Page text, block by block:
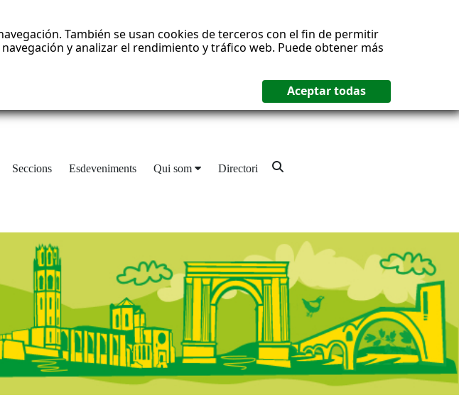
También se usan cookies de terceros con el fin de permitir
y analizar el rendimiento y tráfico web. Puede obtener más
Seccions Esdeveniments Qui som Directori